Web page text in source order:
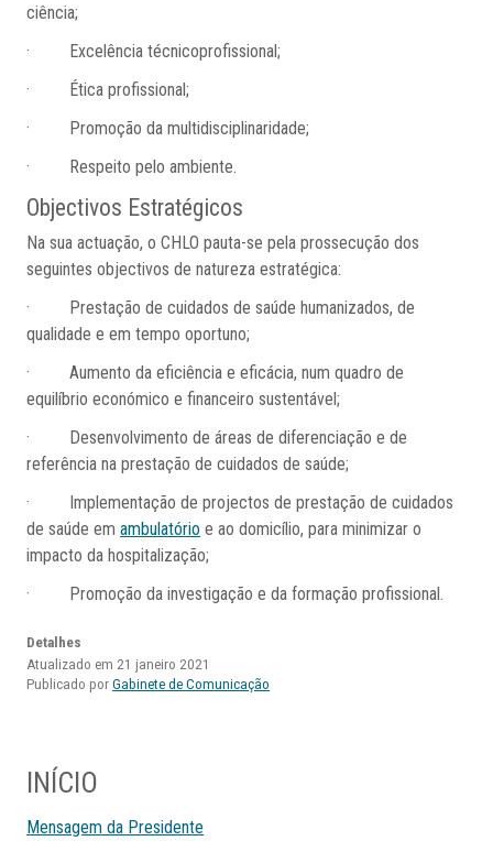
ciência;
· Excelência técnicoprofissional;
· Ética profissional;
· Promoção da multidisciplinaridade;
· Respeito pelo ambiente.
Objectivos Estratégicos
Na sua actuação, o CHLO pauta-se pela prossecução dos
seguintes objectivos de natureza estratégica:
· Prestação de cuidados de saúde humanizados, de
qualidade e em tempo oportuno;
· Aumento da eficiência e eficácia, num quadro de
equilíbrio económico e financeiro sustentável;
· Desenvolvimento de áreas de diferenciação e de
referência na prestação de cuidados de saúde;
· Implementação de projectos de prestação de cuidados
de saúde emambulatório e ao domicílio, para minimizar o
impacto da hospitalização;
· Promoção da investigação e da formação profissional.
Detalhes
Atualizado em 21 janeiro 2021
Publicado porGabinete de Comunicação
INÍCIO
Mensagem da Presidente